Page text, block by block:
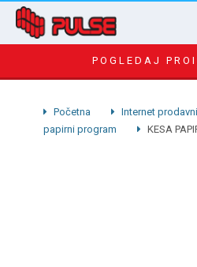
POGLEDAJ
Početna Internet
papirni program
KESA